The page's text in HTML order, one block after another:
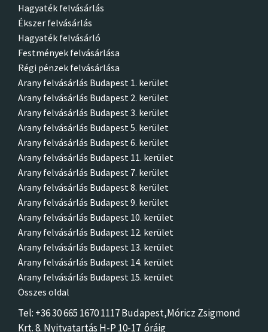
Hagyaték felvásárlás
Ékszer felvásárlás
Hagyaték felvásárló
Festmények felvásárlása
Régi pénzek felvásárlása
Arany felvásárlás Budapest 1. kerület
Arany felvásárlás Budapest 2. kerület
Arany felvásárlás Budapest 3. kerület
Arany felvásárlás Budapest 5. kerület
Arany felvásárlás Budapest 6. kerület
Arany felvásárlás Budapest 11. kerület
Arany felvásárlás Budapest 7. kerület
Arany felvásárlás Budapest 8. kerület
Arany felvásárlás Budapest 9. kerület
Arany felvásárlás Budapest 10. kerület
Arany felvásárlás Budapest 12. kerület
Arany felvásárlás Budapest 13. kerület
Arany felvásárlás Budapest 14. kerület
Arany felvásárlás Budapest 15. kerület
Összes oldal
Tel: +36 30 665 1670 1117 Budapest,Móricz Zsigmond
Krt. 8. Nyitvatartás H-P 10-17 óráig